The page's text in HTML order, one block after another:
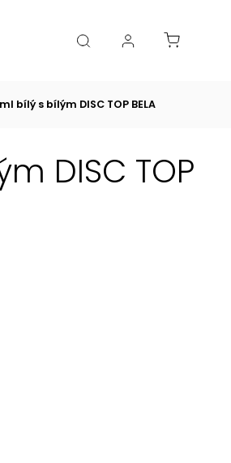
skleničky Akce
bílý s bílým DISC TOP BELA
DISC TOP